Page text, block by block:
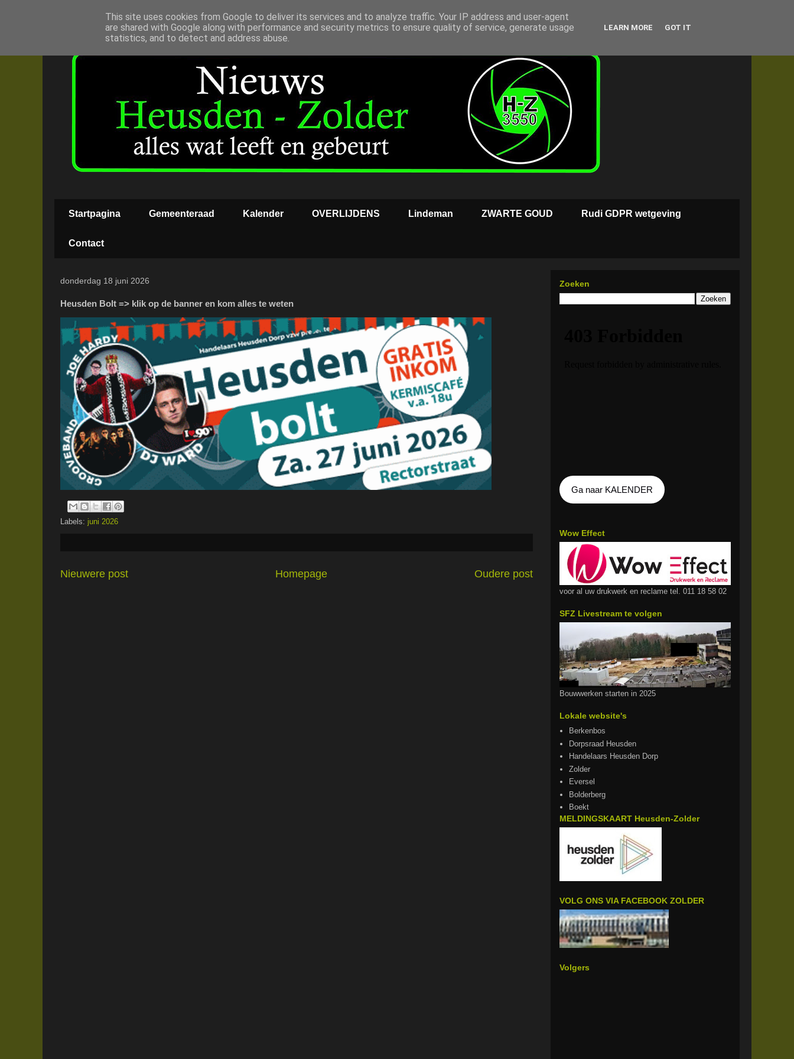
Startpagina Gemeenteraad Kalender OVERLIJDENS Lindeman ZWARTE GOUD Rudi GDPR wetgeving
Contact
donderdag 18 juni 2026
Heusden Bolt => klik op de banner en kom alles te weten
Labels: juni 2026
Nieuwere post Oudere post
Homepage
Zoeken
Ga naar KALENDER
Wow Effect
voor al uw drukwerk en reclame tel. 011 18 58 02
SFZ Livestream te volgen
Bouwwerken starten in 2025
Lokale website's
Berkenbos
Dorpsraad Heusden
Handelaars Heusden Dorp
Zolder
Eversel
Bolderberg
Boekt
MELDINGSKAART Heusden-Zolder
VOLG ONS VIA FACEBOOK ZOLDER
Volgers
This site uses cookies from Google to deliver its services and to analyze traffic. Your IP address and user-agent
are shared with Google along with performance and security metrics to ensure quality of service, generate usage
statistics, and to detect and address abuse.
LEARN MORE GOT IT